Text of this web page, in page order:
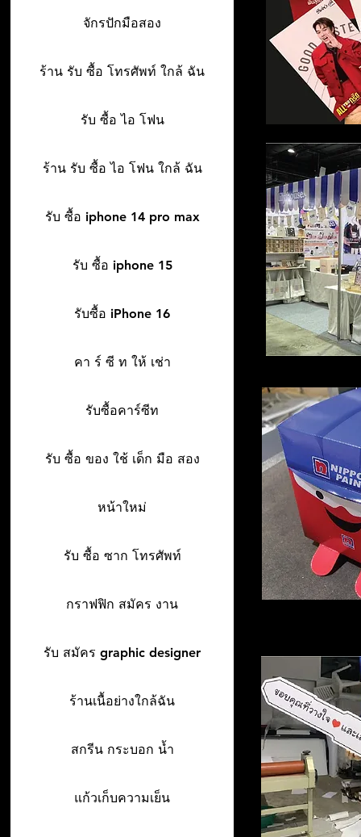
จักรปักมือสอง
ร้าน รับ ซื้อ โทรศัพท์ ใกล้ ฉัน
รับ ซื้อ ไอ โฟน
ร้าน รับ ซื้อ ไอ โฟน ใกล้ ฉัน
รับ ซื้อ iphone 14 pro max
รับ ซื้อ iphone 15
รับซื้อ iPhone 16
คา ร์ ซี ท ให้ เช่า
รับซื้อคาร์ซีท
รับ ซื้อ ของ ใช้ เด็ก มือ สอง
หน้าใหม่
รับ ซื้อ ซาก โทรศัพท์
กราฟฟิก สมัคร งาน
รับ สมัคร graphic designer
ร้านเนื้อย่างใกล้ฉัน
สกรีน กระบอก น้ำ
แก้วเก็บความเย็น